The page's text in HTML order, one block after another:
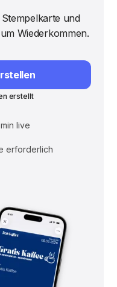
Stempelkarte und
Wiederkommen.
erstellt
live
erforderlich